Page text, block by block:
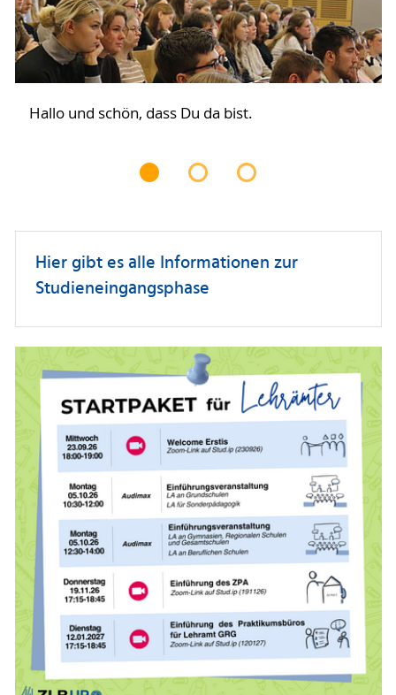
Hallo und schön, dass Du da bist.
Hier gibt es alle Informationen zur
Studieneingangsphase